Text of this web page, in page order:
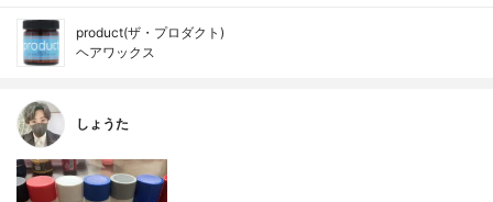
product(ザ・プロダクト)
ヘアワックス
しょうた